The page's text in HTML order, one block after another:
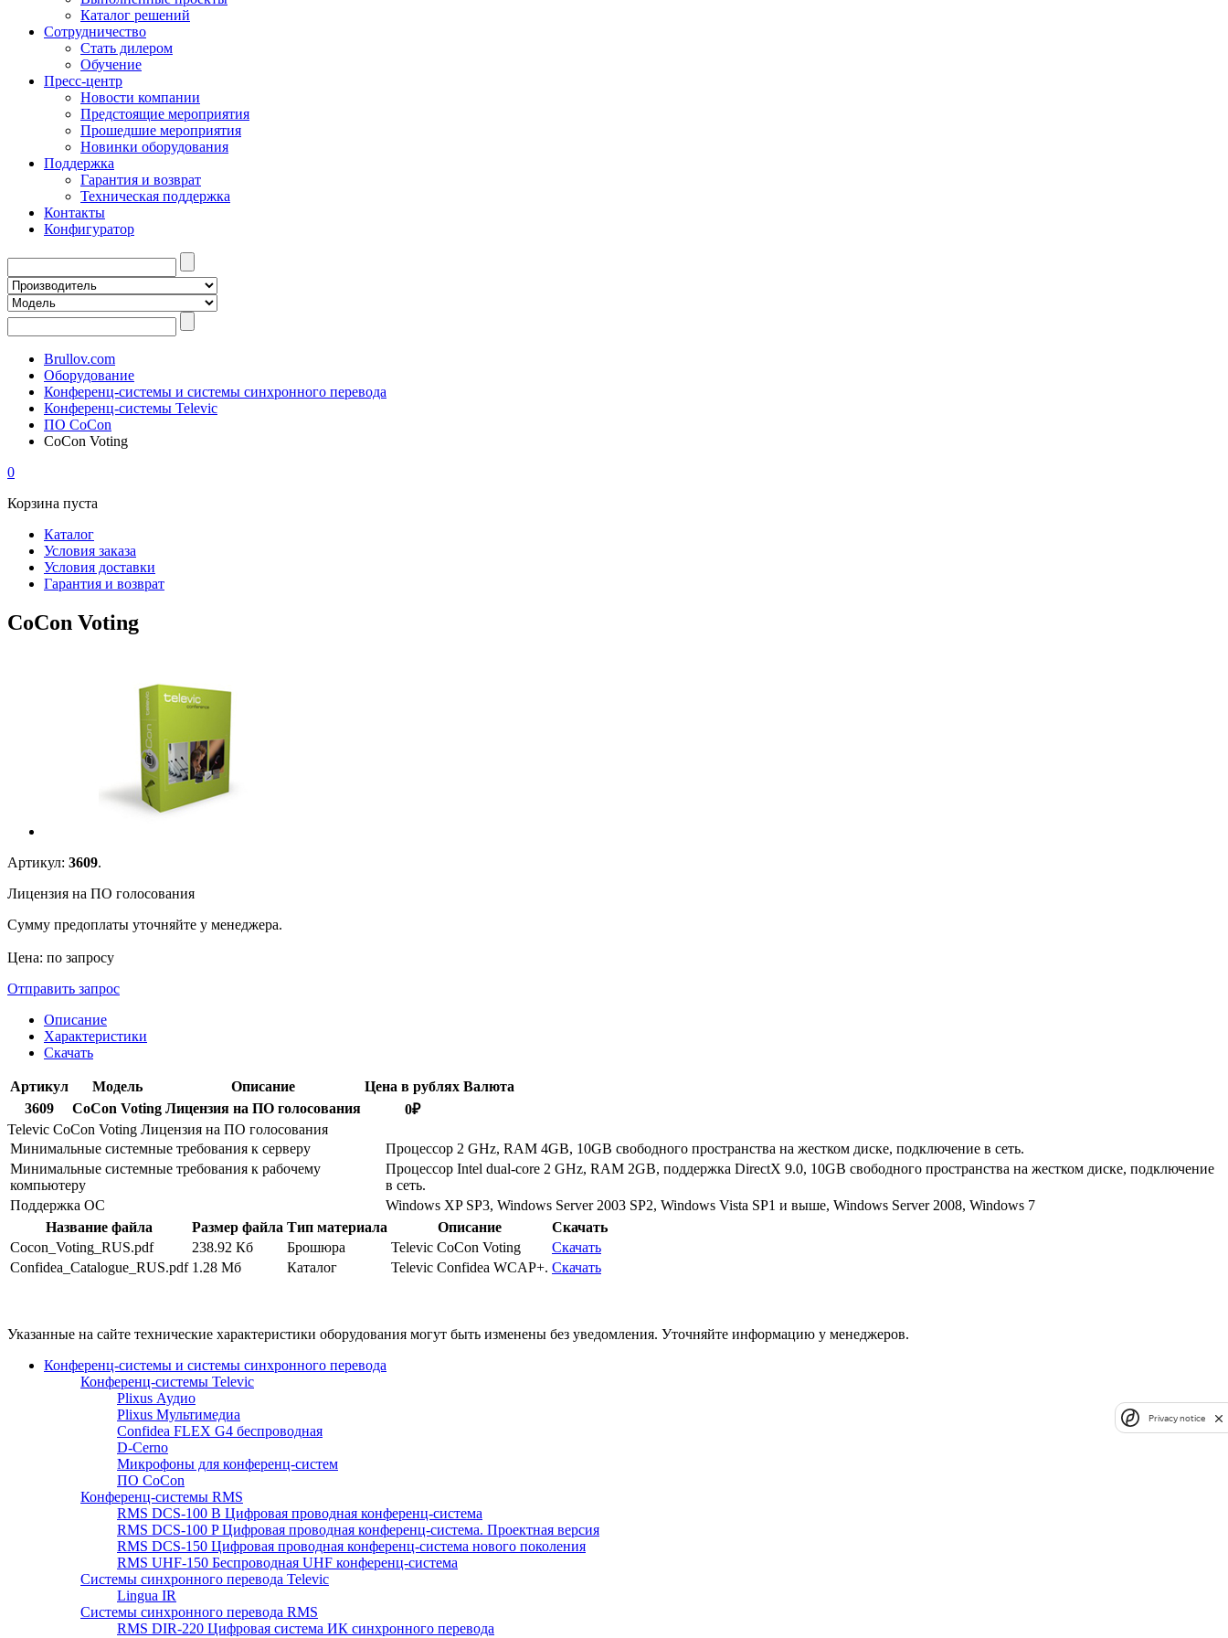
Каталог решений
Сотрудничество
Стать дилером
Обучение
Пресс-центр
Новости компании
Предстоящие мероприятия
Прошедшие мероприятия
Новинки оборудования
Поддержка
Гарантия и возврат
Техническая поддержка
Контакты
Конфигуратор
Brullov.com
Оборудование
Конференц-системы и системы синхронного перевода
Конференц-системы Televic
ПО CoCon
CoCon Voting
0
Корзина пуста
Каталог
Условия заказа
Условия доставки
Гарантия и возврат
CoCon Voting
Артикул: 3609.
Лицензия на ПО голосования
Сумму предоплаты уточняйте у менеджера.
Цена: по запросу
Отправить запрос
Описание
Характеристики
Скачать
Артикул Модель Описание Цена в рублях Валюта
3609
CoCon Voting Лицензия на ПО голосования 0₽
Televic CoCon Voting Лицензия на ПО голосования
Минимальные системные требования к серверу
Процессор 2 GHz, RAM 4GB, 10GB свободного пространства на жестком диске, подключение в сеть.
Минимальные системные требования к рабочему
компьютеру
Процессор Intel dual-core 2 GHz, RAM 2GB, поддержка DirectX 9.0, 10GB свободного пространства на жестком диске, подключение
в сеть.
Поддержка ОС
Windows XP SP3, Windows Server 2003 SP2, Windows Vista SP1 и выше, Windows Server 2008, Windows 7
Название файла
Размер файла Тип материала Описание
Скачать
Cocon_Voting_RUS.pdf
238.92 Кб Брошюра Televic CoCon Voting
Скачать
Confidea_Catalogue_RUS.pdf 1.28 Мб Каталог Televic Confidea WCAP+. Скачать
Указанные на сайте технические характеристики оборудования могут быть изменены без уведомления. Уточняйте информацию у менеджеров.
Конференц-системы и системы синхронного перевода
Конференц-системы Televic
Plixus Аудио
Plixus Мультимедиа
Confidea FLEX G4 беспроводная
D-Cerno
Микрофоны для конференц-систем
ПО CoCon
Конференц-системы RMS
RMS DCS-100 B Цифровая проводная конференц-система
RMS DCS-100 P Цифровая проводная конференц-система. Проектная версия
RMS DCS-150 Цифровая проводная конференц-система нового поколения
RMS UHF-150 Беспроводная UHF конференц-система
Системы синхронного перевода Televic
Lingua IR
Системы синхронного перевода RMS
RMS DIR-220 Цифровая система ИК синхронного перевода
Privacy notice